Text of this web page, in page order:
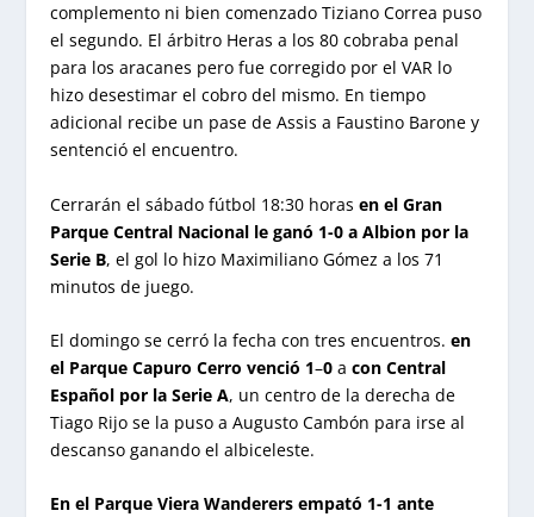
complemento ni bien comenzado Tiziano Correa puso
el segundo. El árbitro Heras a los 80 cobraba penal
para los aracanes pero fue corregido por el VAR lo
hizo desestimar el cobro del mismo. En tiempo
adicional recibe un pase de Assis a Faustino Barone y
sentenció el encuentro.
Cerrarán el sábado fútbol 18:30 horasen el Gran
Parque Central Nacional le ganó 1-0 a Albion por la
Serie B, el gol lo hizo Maximiliano Gómez a los 71
minutos de juego.
El domingo se cerró la fecha con tres encuentros.en
el Parque Capuro Cerro venció 1–0acon Central
Español por la Serie A, un centro de la derecha de
Tiago Rijo se la puso a Augusto Cambón para irse al
descanso ganando el albiceleste.
En el Parque Viera Wanderers empató 1-1 ante